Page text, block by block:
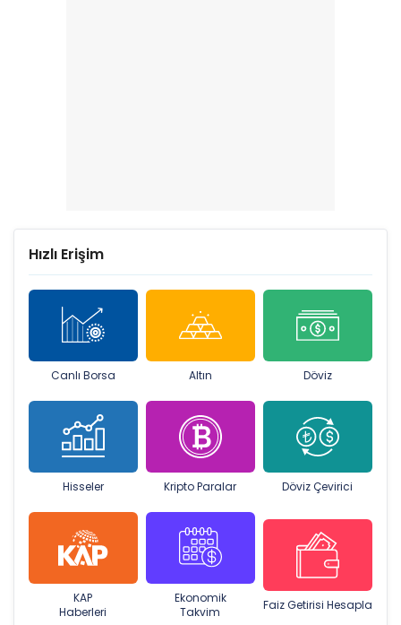
Hızlı Erişim
Canlı Borsa Altın Döviz
Hisseler Kripto Paralar Döviz Çevirici
KAP
Haberleri
Ekonomik
Takvim
Faiz Getirisi Hesapla